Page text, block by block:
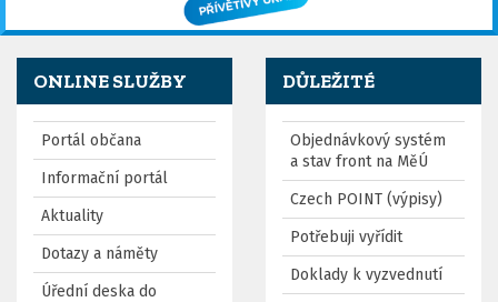
ONLINE SLUŽBY
Portál občana
Informační portál
Aktuality
Dotazy a náměty
Úřední deska do
DŮLEŽITÉ
Objednávkový systém
a stav front na MěÚ
Czech POINT (výpisy)
Potřebuji vyřídit
Doklady k vyzvednutí